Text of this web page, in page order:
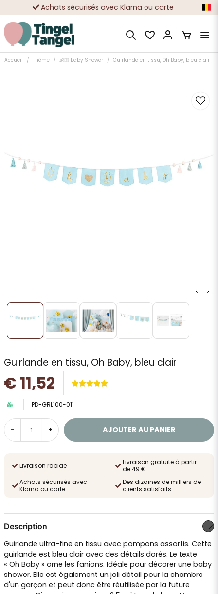
Achats sécurisés avec Klarna ou carte
Des dizaines de milliers de clients satisfaits
Accueil Thème 👶🏻 Baby Shower Guirlande en tissu, Oh Baby, bleu clair
Guirlande en tissu, Oh Baby, bleu clair
€ 11,52
PD-GRL100-011
- + AJOUTER AU PANIER
Livraison rapide
Livraison gratuite à partir
de 49 €
Achats sécurisés avec
Klarna ou carte
Des dizaines de milliers de
clients satisfaits
Description
Guirlande ultra-fine en tissu avec pompons assortis. Cette
guirlande est bleu clair avec des détails dorés. Le texte
« Oh Baby » orne les fanions. Idéale pour décorer une baby
shower. Elle est également un joli détail pour la chambre
d'un garçon et peut donc être réutilisée par la future